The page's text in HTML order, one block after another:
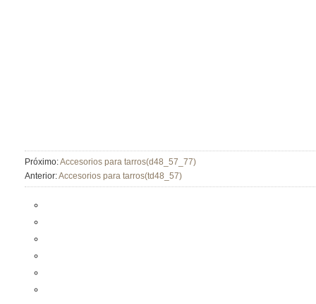
Próximo:Accesorios para tarros(d48_57_77)
Anterior:Accesorios para tarros(td48_57)